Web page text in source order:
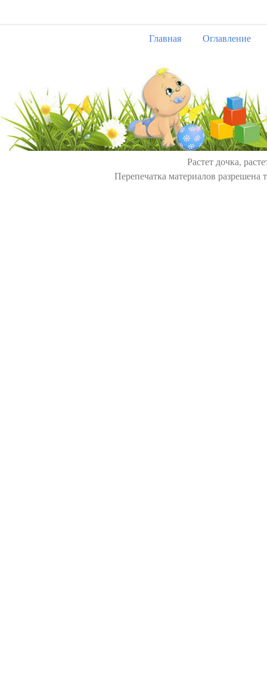
Главная Оглавление
Растет дочка,
Перепечатка материалов разрешена